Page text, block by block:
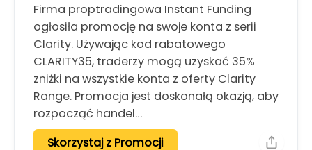
Firma proptradingowa Instant Funding
ogłosiła promocję na swoje konta z serii
Clarity. Używając kod rabatowego
CLARITY35, traderzy mogą uzyskać 35%
zniżki na wszystkie konta z oferty Clarity
Range. Promocja jest doskonałą okazją, aby
rozpocząć handel…
Skorzystaj z Promocji